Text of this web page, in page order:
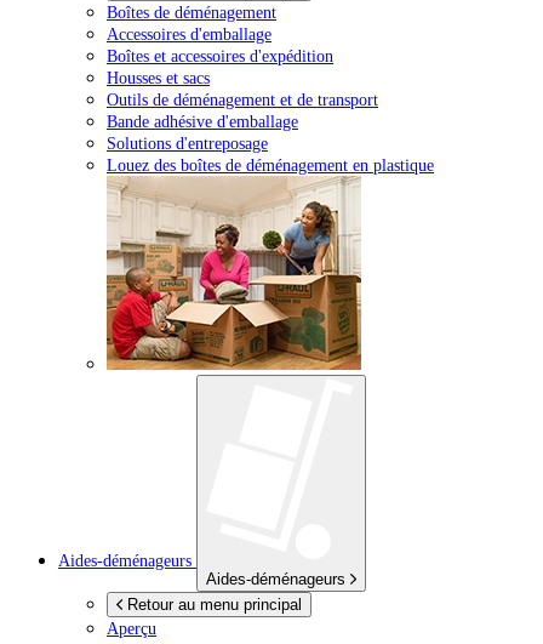
Boîtes de déménagement
Accessoires d'emballage
Boîtes et accessoires d'expédition
Housses et sacs
Outils de déménagement et de transport
Bande adhésive d'emballage
Solutions d'entreposage
Louez des boîtes de déménagement en plastique
Aides-déménageurs
Aides-déménageurs
Retour au menu principal
Aperçu